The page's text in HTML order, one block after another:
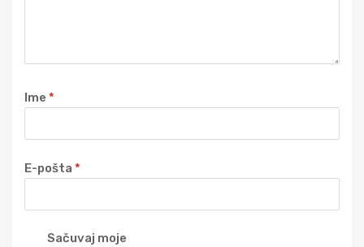
Ime *
E-pošta *
Sačuvaj moje